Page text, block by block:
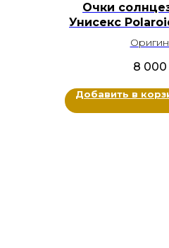
Очки
Унисекс
086SP
Цвет:
Размер: 54-
8 000
Добавить в